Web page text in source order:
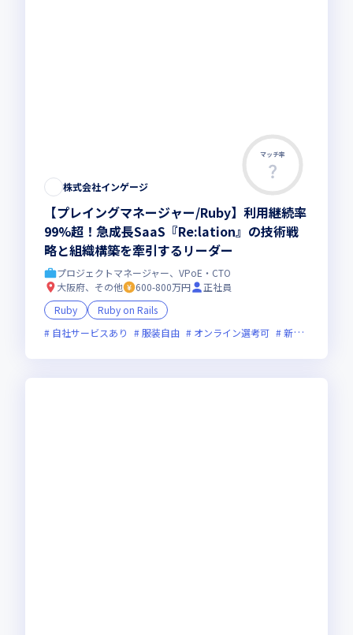
マッチ率
株式会社インゲージ
【プレイングマネージャー/Ruby】利用継続率
99%超！急成長SaaS『Re:lation』の技術戦
略と組織構築を牽引するリーダー
プロジェクトマネージャー、VPoE・CTO
大阪府、その他
600-800万円
正社員
Ruby
Ruby on Rails
自社サービスあり
服装自由 オンライン選考可 新技術に積極的